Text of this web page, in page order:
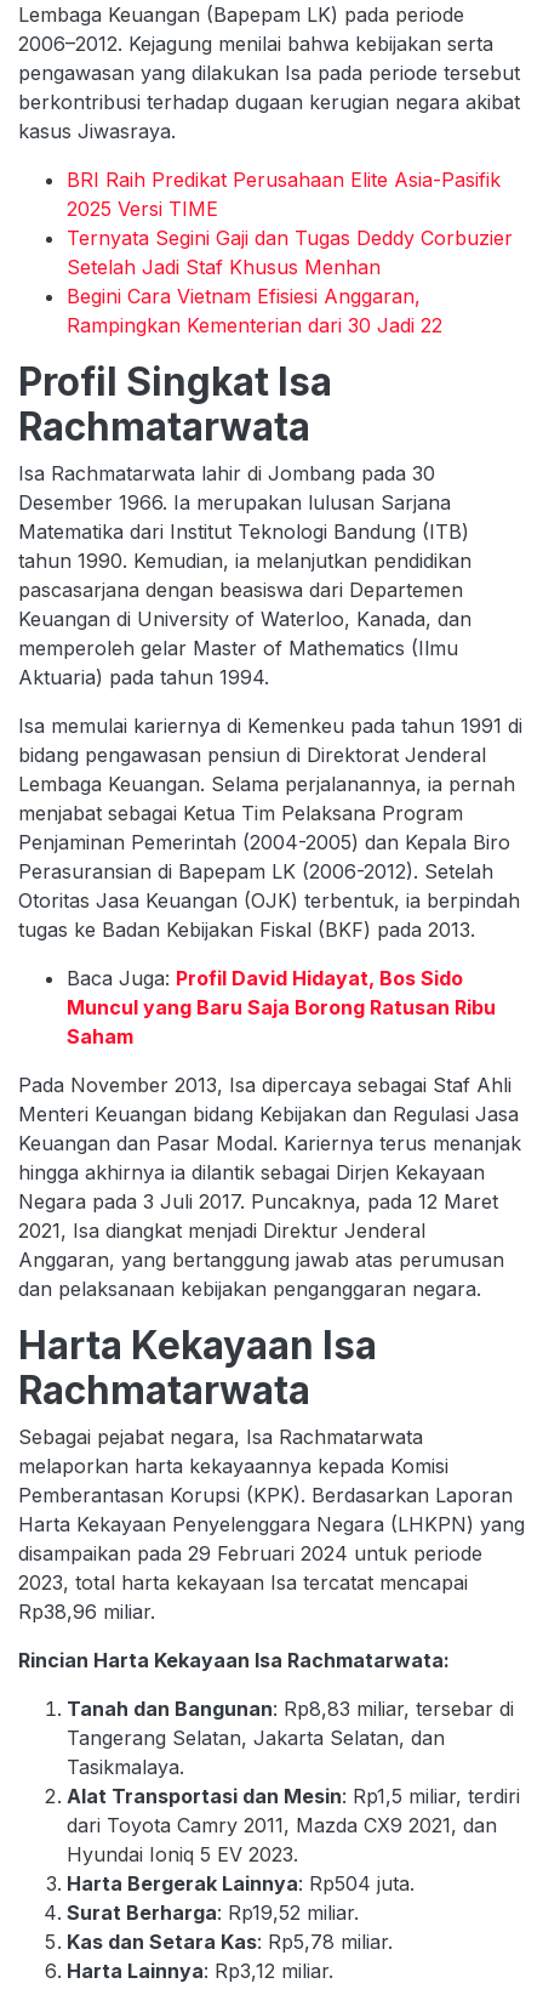
Lembaga Keuangan (Bapepam LK) pada periode
2006–2012. Kejagung menilai bahwa kebijakan serta
pengawasan yang dilakukan Isa pada periode tersebut
berkontribusi terhadap dugaan kerugian negara akibat
kasus Jiwasraya.
BRI Raih Predikat Perusahaan Elite Asia-Pasifik
2025 Versi TIME
Ternyata Segini Gaji dan Tugas Deddy Corbuzier
Setelah Jadi Staf Khusus Menhan
Begini Cara Vietnam Efisiesi Anggaran,
Rampingkan Kementerian dari 30 Jadi 22
Profil Singkat Isa
Rachmatarwata
Isa Rachmatarwata lahir di Jombang pada 30
Desember 1966. Ia merupakan lulusan Sarjana
Matematika dari Institut Teknologi Bandung (ITB)
tahun 1990. Kemudian, ia melanjutkan pendidikan
pascasarjana dengan beasiswa dari Departemen
Keuangan di University of Waterloo, Kanada, dan
memperoleh gelar Master of Mathematics (Ilmu
Aktuaria) pada tahun 1994.
Isa memulai kariernya di Kemenkeu pada tahun 1991 di
bidang pengawasan pensiun di Direktorat Jenderal
Lembaga Keuangan. Selama perjalanannya, ia pernah
menjabat sebagai Ketua Tim Pelaksana Program
Penjaminan Pemerintah (2004-2005) dan Kepala Biro
Perasuransian di Bapepam LK (2006-2012). Setelah
Otoritas Jasa Keuangan (OJK) terbentuk, ia berpindah
tugas ke Badan Kebijakan Fiskal (BKF) pada 2013.
Baca Juga: Profil David Hidayat, Bos Sido
Muncul yang Baru Saja Borong Ratusan Ribu
Saham
Pada November 2013, Isa dipercaya sebagai Staf Ahli
Menteri Keuangan bidang Kebijakan dan Regulasi Jasa
Keuangan dan Pasar Modal. Kariernya terus menanjak
hingga akhirnya ia dilantik sebagai Dirjen Kekayaan
Negara pada 3 Juli 2017. Puncaknya, pada 12 Maret
2021, Isa diangkat menjadi Direktur Jenderal
Anggaran, yang bertanggung jawab atas perumusan
dan pelaksanaan kebijakan penganggaran negara.
Harta Kekayaan Isa
Rachmatarwata
Sebagai pejabat negara, Isa Rachmatarwata
melaporkan harta kekayaannya kepada Komisi
Pemberantasan Korupsi (KPK). Berdasarkan Laporan
Harta Kekayaan Penyelenggara Negara (LHKPN) yang
disampaikan pada 29 Februari 2024 untuk periode
2023, total harta kekayaan Isa tercatat mencapai
Rp38,96 miliar.
Rincian Harta Kekayaan Isa Rachmatarwata:
Tanah dan Bangunan: Rp8,83 miliar, tersebar di
Tangerang Selatan, Jakarta Selatan, dan
Tasikmalaya.
Alat Transportasi dan Mesin: Rp1,5 miliar, terdiri
dari Toyota Camry 2011, Mazda CX9 2021, dan
Hyundai Ioniq 5 EV 2023.
Harta Bergerak Lainnya: Rp504 juta.
Surat Berharga: Rp19,52 miliar.
Kas dan Setara Kas: Rp5,78 miliar.
Harta Lainnya: Rp3,12 miliar.